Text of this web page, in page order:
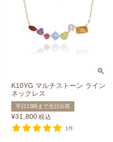
K10YG マルチストーン ライン
ネックレス
平日13時まで当日出荷
¥31,800 税込
1件